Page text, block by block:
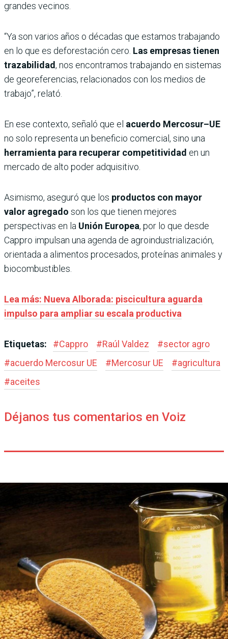
grandes vecinos.
“Ya son varios años o décadas que estamos trabajando
en lo que es deforestación cero. Las empresas tienen
trazabilidad, nos encontramos trabajando en sistemas
de georeferencias, relacionados con los medios de
trabajo”, relató.
En ese contexto, señaló que el acuerdo Mercosur–UE
no solo representa un beneficio comercial, sino una
herramienta para recuperar competitividad en un
mercado de alto poder adquisitivo.
Asimismo, aseguró que los productos con mayor
valor agregado son los que tienen mejores
perspectivas en la Unión Europea, por lo que desde
Cappro impulsan una agenda de agroindustrialización,
orientada a alimentos procesados, proteínas animales y
biocombustibles.
Lea más: Nueva Alborada: piscicultura aguarda
impulso para ampliar su escala productiva
Etiquetas: #Cappro #Raúl Valdez #sector agro
#acuerdo Mercosur UE #Mercosur UE #agricultura
#aceites
Déjanos tus comentarios en Voiz